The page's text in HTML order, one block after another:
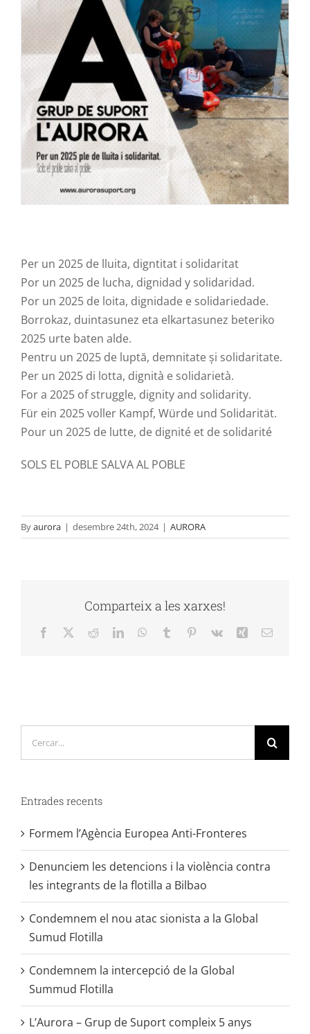
Contacte
Per un 2025 de lluita, digntitati solidaritat
Porun 2025 de lucha, dignidad y solidaridad.
Por un 2025 de loita, dignidadee solidariedade.
Borrokaz, duintasunez eta elkartasunez beteriko
2025 urtebaten alde.
Pentru un 2025 de luptă, demnitate și solidaritate.
Per un 2025 di lotta, dignità e solidarietà.
Fora 2025 of struggle, dignity and solidarity.
Für ein 2025voller Kampf, Würde und Solidarität.
Pourun 2025 de lutte, de dignité etde solidarité
SOLS EL POBLE SALVA AL POBLE
Byaurora | desembre 24th, 2024 | AURORA
Comparteix a les xarxes!
Facebook RedditLinkedInWhatsApp
Tumblr Pinterest
Vk Xing Email:
Entrades recents
Formem l’Agència Europea Anti-Fronteres
Denunciem les detencions i la violència contra
les integrants de la flotilla a Bilbao
Condemnem el nou atac sionista a la Global
Sumud Flotilla
Condemnem la intercepció de la Global
Summud Flotilla
L’Aurora – Grup de Suport compleix 5 anys